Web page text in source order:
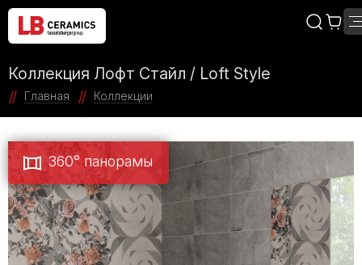
Коллекция Лофт Стайл / Loft Style
Главная Коллекции
360° панорамы